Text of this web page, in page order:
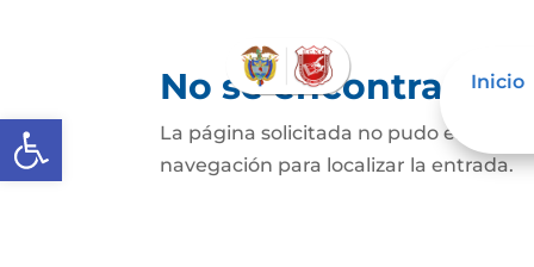
Abrir barra de herramientas
Inicio
No se encontraron
La página solicitada no pudo
navegación para localizar la entrada.